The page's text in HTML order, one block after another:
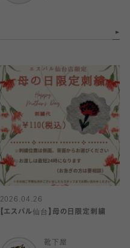
2026.04.26
【エスパル仙台】母の日限定刺繍
靴下屋